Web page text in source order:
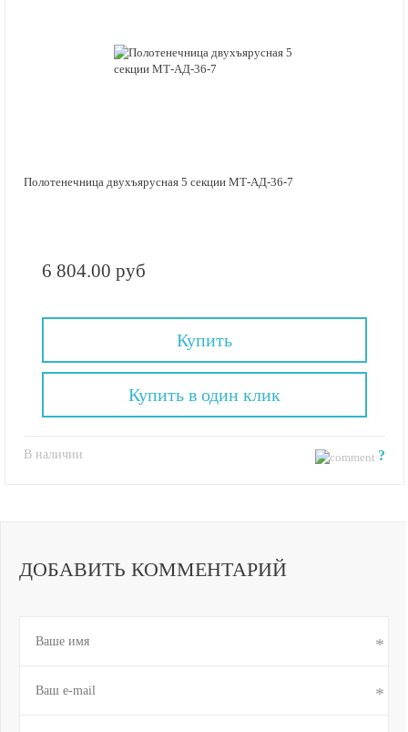
Полотенечница двухъярусная 5 секции МТ-АД-36-7
6 804.00 руб
Купить
В наличии ?
Купить в один клик
ДОБАВИТЬ КОММЕНТАРИЙ